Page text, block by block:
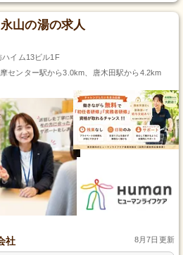
山の湯の求人
イム13ビル1F
センター駅から3.0km、唐木田駅から4.2km
社 8月7日更新